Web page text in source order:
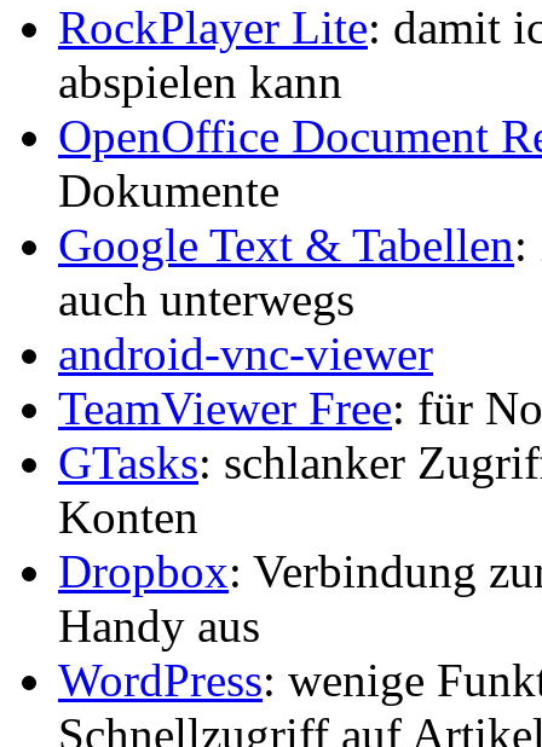
RockPlayer Lite: damit
abspielen kann
OpenOffice Document
Dokumente
Google Text & Tabellen:
auch unterwegs
android-vnc-viewer
TeamViewer Free: für
GTasks: schlanker
Konten
Dropbox: Verbindung
Handy aus
WordPress: wenige
Schnellzugriff auf